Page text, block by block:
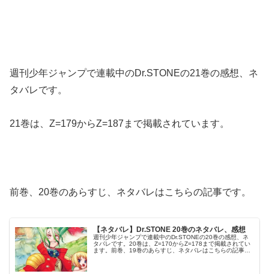
週刊少年ジャンプで連載中のDr.STONEの21巻の感想、ネ
タバレです。
21巻は、Z=179からZ=187まで掲載されています。
前巻、20巻のあらすじ、ネタバレはこちらの記事です。
【ネタバレ】Dr.STONE 20巻のネタバレ、感想
週刊少年ジャンプで連載中のDr.STONEの20巻の感想、ネ
タバレです。20巻は、Z=170からZ=178まで掲載されてい
ます。前巻、19巻のあらすじ、ネタバレはこちらの記事で